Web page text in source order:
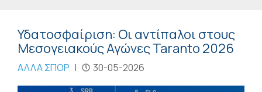
Υδατοσφαίριση: Οι αντίπαλοι στους
Μεσογειακούς Αγώνες Taranto 2026
ΑΛΛΑ ΣΠΟΡ | 30-05-2026